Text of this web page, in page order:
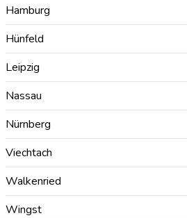
Hamburg
Hünfeld
Leipzig
Nassau
Nürnberg
Viechtach
Walkenried
Wingst